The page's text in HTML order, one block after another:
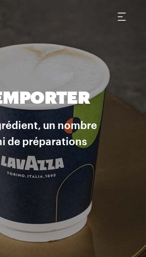
un nombre
de préparations